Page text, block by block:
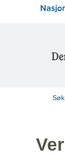
Søk